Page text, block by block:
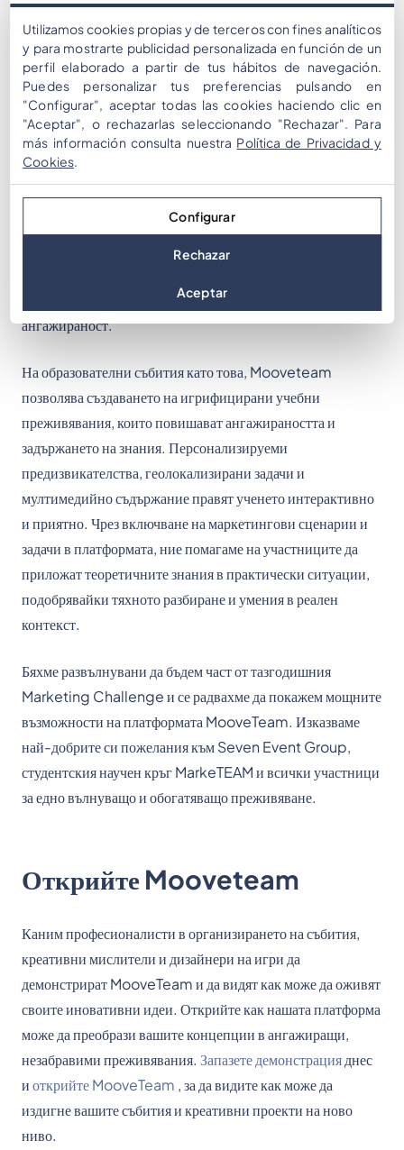
ефективност отвъд корпоративния тиймбилдинг. Марчин
Гавин и неговият екип от Seven Event Group са
майстори в създаването на игрифицирани преживявания в
Mooveteam, показвайки нейния потенциал в
корпоративния тиймбилдинг, маркетинг, образование и
не само.
Благодарение на нашето сътрудничество със Seven Event
Group, участниците се забавляваха още повече,
решавайки задачи на приложението Mooveteam на
състезанието, добавяйки допълнителен слой вълнение и
ангажираност.
На образователни събития като това, Mooveteam
позволява създаването на игрифицирани учебни
преживявания, които повишават ангажираността и
задържането на знания. Персонализируеми
предизвикателства, геолокализирани задачи и
мултимедийно съдържание правят ученето интерактивно
и приятно. Чрез включване на маркетингови сценарии и
задачи в платформата, ние помагаме на участниците да
приложат теоретичните знания в практически ситуации,
подобрявайки тяхното разбиране и умения в реален
контекст.
Бяхме развълнувани да бъдем част от тазгодишния
Marketing Challenge и се радвахме да покажем мощните
възможности на платформата MooveTeam. Изказваме
най-добрите си пожелания към Seven Event Group,
студентския научен кръг MarkeTEAM и всички участници
за едно вълнуващо и обогатяващо преживяване.
Открийте Mooveteam
Каним професионалисти в организирането на събития,
креативни мислители и дизайнери на игри да
демонстрират MooveTeam и да видят как може да оживят
своите иновативни идеи. Открийте как нашата платформа
може да преобрази вашите концепции в ангажиращи,
незабравими преживявания. Запазете демонстрацияднес
иоткрийте MooveTeam , за да видите как може да
издигне вашите събития и креативни проекти на ново
ниво.
Utilizamos cookies propias y de terceros con fines analíticos
y para mostrarte publicidad personalizada en función de un
perfil elaborado a partir de tus hábitos de navegación.
Puedes personalizar tus preferencias pulsando en
"Configurar", aceptar todas las cookies haciendo clic en
"Aceptar", o rechazarlas seleccionando "Rechazar". Para
más información consulta nuestra Política de Privacidad y
Cookies.
Configurar
Rechazar
Aceptar